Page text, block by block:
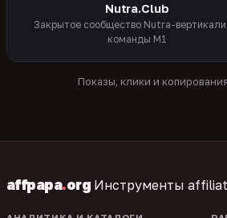
Nutra.Club
Закрытое сообщество Nutra-вертикали
команды M1
Показы, клики и
affpapa.org Инструменты